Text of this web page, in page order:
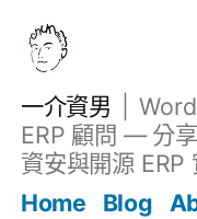
一介資男
ERP 顧問 — 分
資安與開源 ERP
Home
Blog
文章